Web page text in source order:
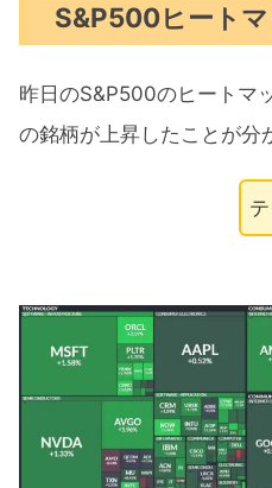
S&P500ヒート
昨日のS&P500のヒートマ
の銘柄が上昇したことが分